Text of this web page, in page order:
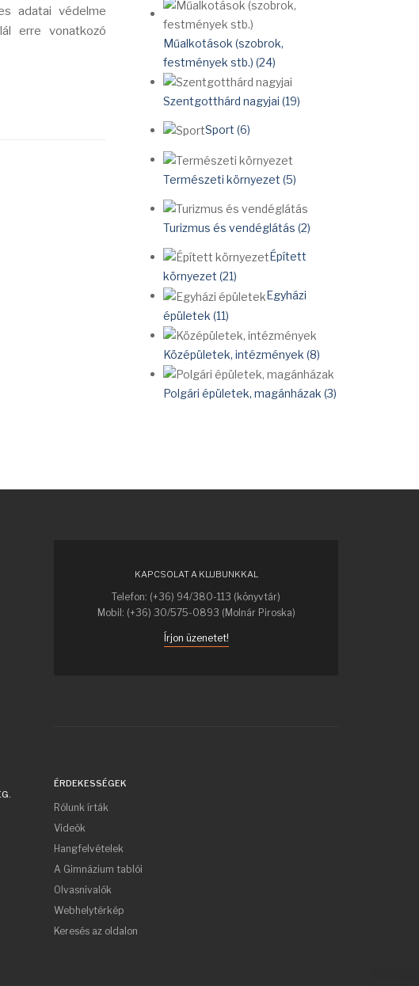
adatai védelme
erre vonatkozó
Műalkotások (szobrok,
festmények stb.) (24)
Szentgotthárd nagyjai (19)
Sport (6)
Természeti környezet (5)
Turizmus és vendéglátás (2)
Épített
környezet (21)
Egyházi
épületek (11)
Középületek, intézmények (8)
Polgári épületek, magánházak (3)
KAPCSOLAT A KLUBUNKKAL
Telefon: (+36) 94/380-113 (könyvtár)
Mobil: (+36) 30/575-0893 (Molnár Piroska)
Írjon üzenetet!
ÉRDEKESSÉGEK
Rólunk írták
Videók
Hangfelvételek
A Gimnázium tablói
Olvasnivalók
Webhelytérkép
Keresés az oldalon